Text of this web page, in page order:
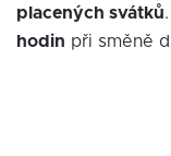
placených svátků
hodin při směně